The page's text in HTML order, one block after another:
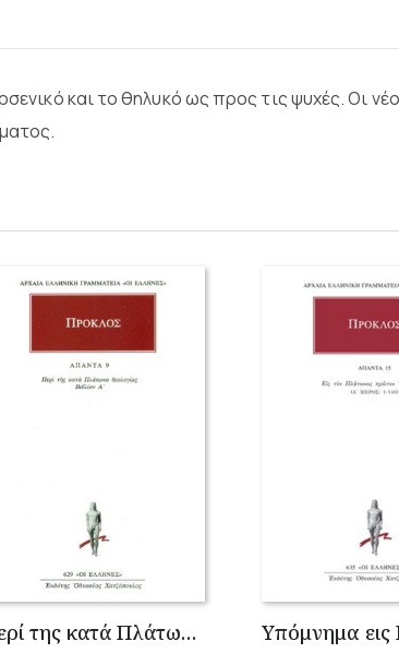
και το θηλυκό ως προς τις ψυχές. Οι
Περί της κατά Πλάτωνα θεολογίας Α΄